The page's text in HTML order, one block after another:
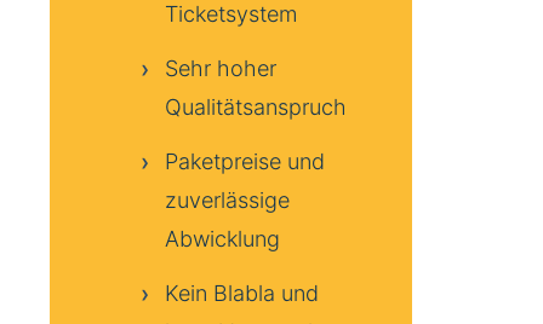
Ticketsystem
Sehr hoher
Qualitätsanspruch
Paketpreise und
zuverlässige
Abwicklung
Kein Blabla und